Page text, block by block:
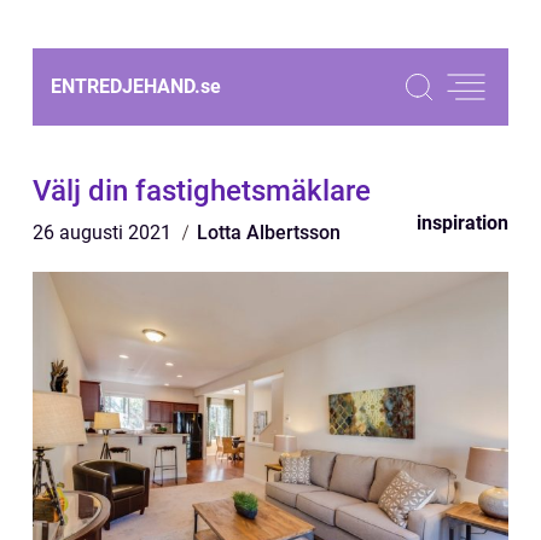
ENTREDJEHAND.se
Välj din fastighetsmäklare
26 augusti 2021 Lotta Albertsson inspiration